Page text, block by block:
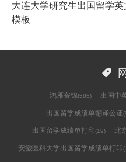
大连大学研究生出国留学
模板

鸿雁寄锦(585) 出国中
出国留学成绩单翻译公证
出国留学成绩单打印(19) 北
安徽医科大学出国留学成绩单打印